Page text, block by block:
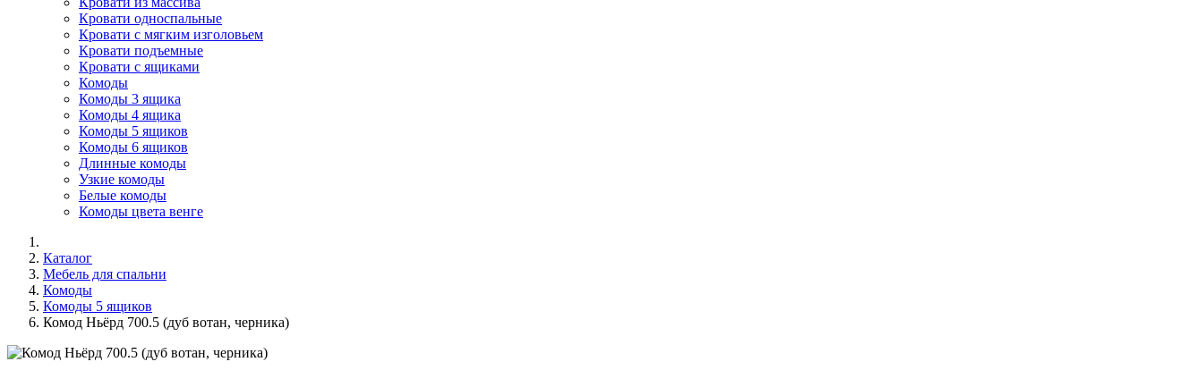
Кровати односпальные
Кровати с мягким изголовьем
Кровати подъемные
Кровати с ящиками
Комоды
Комоды 3 ящика
Комоды 4 ящика
Комоды 5 ящиков
Комоды 6 ящиков
Длинные комоды
Узкие комоды
Белые комоды
Комоды цвета венге
Каталог
Мебель для спальни
Комоды
Комоды 5 ящиков
Комод Ньёрд 700.5 (дуб вотан, черника)